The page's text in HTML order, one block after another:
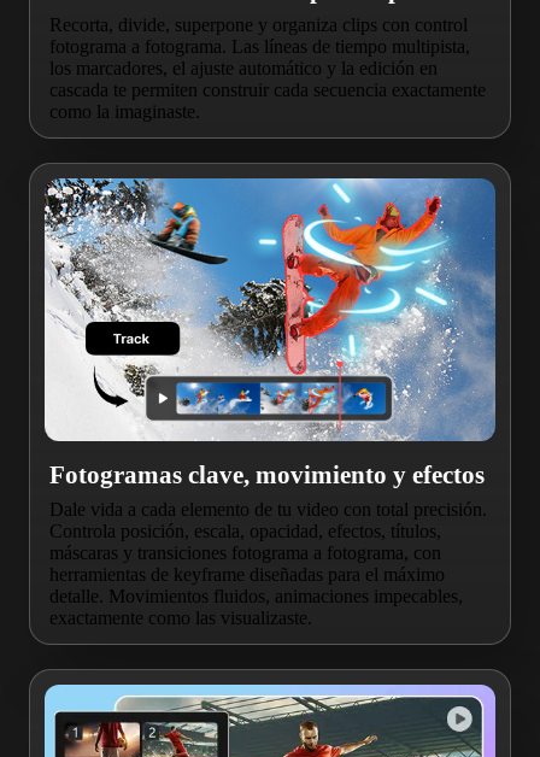
Recorta, divide, superpone y organiza clips con control
fotograma a fotograma. Las líneas de tiempo multipista,
los marcadores, el ajuste automático y la edición en
cascada te permiten construir cada secuencia exactamente
como la imaginaste.
Fotogramas clave, movimiento y efectos
Dale vida a cada elemento de tu video con total precisión.
Controla posición, escala, opacidad, efectos, títulos,
máscaras y transiciones fotograma a fotograma, con
herramientas de keyframe diseñadas para el máximo
detalle. Movimientos fluidos, animaciones impecables,
exactamente como las visualizaste.